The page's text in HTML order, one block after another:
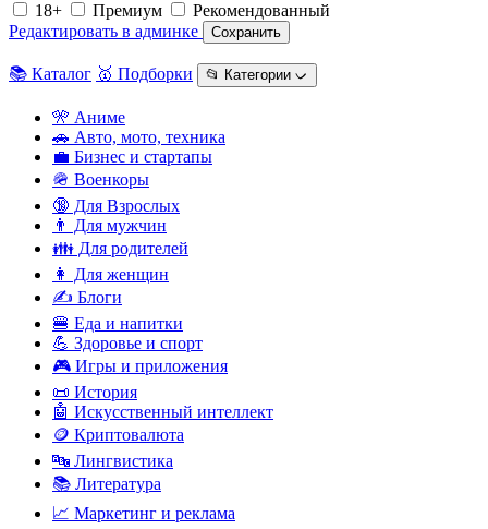
18+
Премиум
Рекомендованный
Редактировать в админке
Сохранить
📚 Каталог 🥇 Подборки 📂 Категории ᨆ
🎌 Аниме
🚗 Авто, мото, техника
💼 Бизнес и стартапы
🪖 Военкоры
🔞 Для Взрослых
👨 Для мужчин
👪 Для родителей
👩 Для женщин
✍️ Блоги
🍔 Еда и напитки
💪 Здоровье и спорт
🎮 Игры и приложения
📜 История
🤖 Искусственный интеллект
🪙 Криптовалюта
🔤 Лингвистика
📚 Литература
📈 Маркетинг и реклама